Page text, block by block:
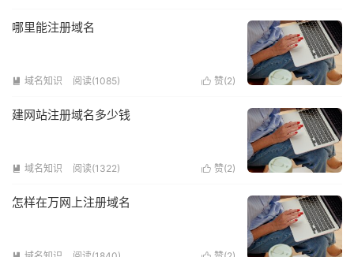
哪里能注册域名
 域名知识 阅读(1085)  赞(2)
建网站注册域名多少钱
 域名知识 阅读(1322)  赞(2)
怎样在万网上注册域名